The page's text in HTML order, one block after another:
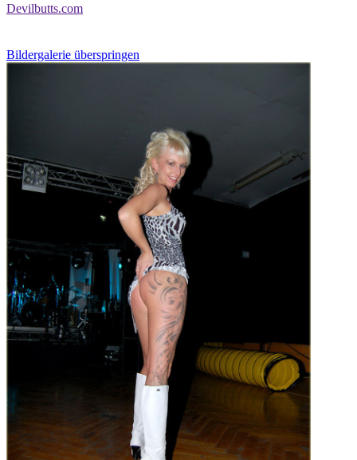
Devilbutts.com
Bildergalerie überspringen